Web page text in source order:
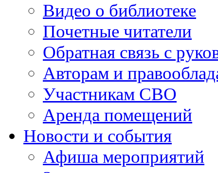
Видео о библиотеке
Почетные читатели
Обратная связь с
Авторам и
Участникам СВО
Аренда помещений
Новости и события
Афиша мероприятий